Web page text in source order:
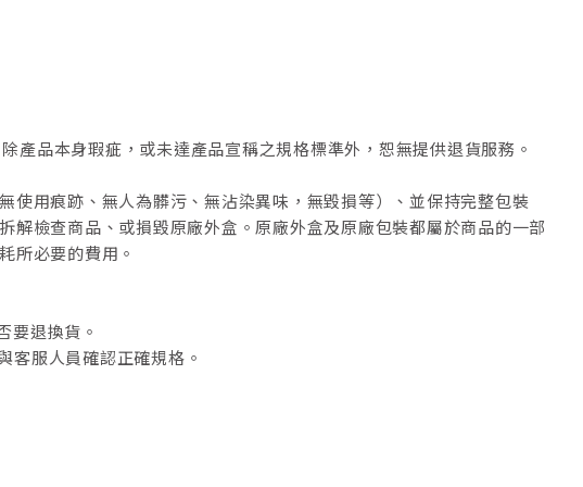
品本身瑕疵，或未達產品宣稱之規格標準外，恕無提供退貨服務。
用痕跡、無人為髒污、無沾染異味，無毀損等）、並保持完整包裝
解檢查商品、或損毀原廠外盒。原廠外盒及原廠包裝都屬於商品的一部
所必要的費用。
要退換貨。
客服人員確認正確規格。